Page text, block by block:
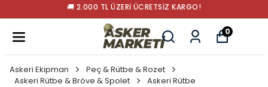
🚚 2.000 TL ÜZERI ÜCRETSIZ KARGO!
0
Askeri Ekipman
Peç & Rütbe & Rozet
Askeri Rütbe & Bröve & Spolet
Askeri Rütbe